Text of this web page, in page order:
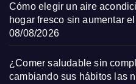
Cómo elegir un aire
hogar fresco sin aumentar
08/08/2026
¿Comer saludable sin
cambiando sus hábitos las